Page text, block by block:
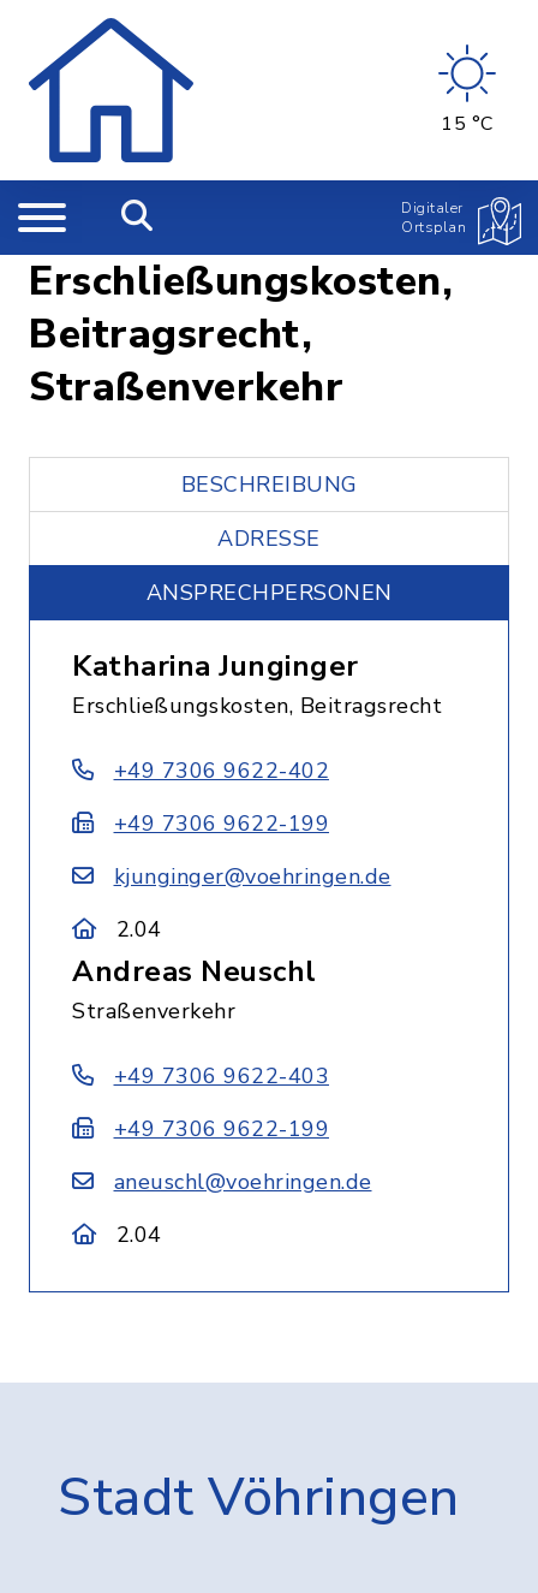
15 °C
Digitaler
Ortsplan
Erschließungskosten,
Beitragsrecht,
Straßenverkehr
BESCHREIBUNG
ADRESSE
ANSPRECHPERSONEN
Katharina Junginger
Erschließungskosten, Beitragsrecht
+49 7306 9622-402
+49 7306 9622-199
kjunginger@voehringen.de
2.04
Andreas Neuschl
Straßenverkehr
+49 7306 9622-403
+49 7306 9622-199
aneuschl@voehringen.de
2.04
Stadt Vöhringen